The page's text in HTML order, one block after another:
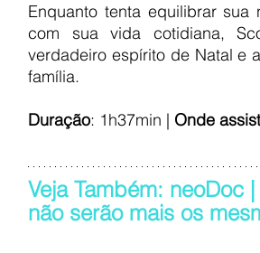
Enquanto tenta equilibrar sua
com sua vida cotidiana,
verdadeiro espírito de Natal e
família.
Duração: 1h37min | Onde
Veja Também: neoDoc
não serão mais os